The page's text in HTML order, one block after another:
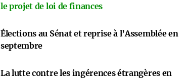
le projet de loi de finances
Élections au Sénat et reprise à l’Assemblée en
septembre
La lutte contre les ingérences étrangères en